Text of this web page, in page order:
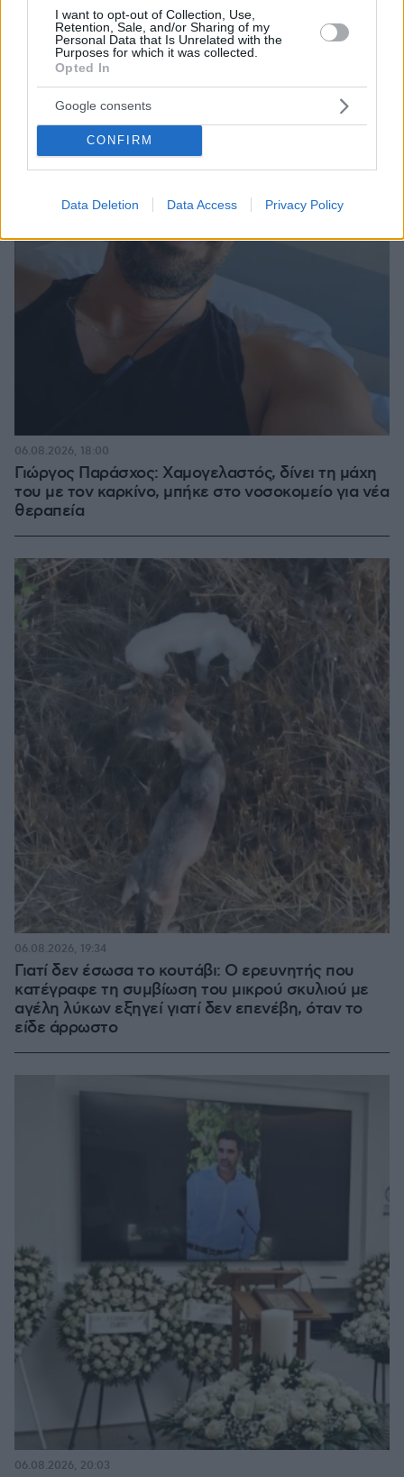
I want to opt-out of Collection, Use,
Retention, Sale, and/or Sharing of my
Personal Data that Is Unrelated with the
Purposes for which it was collected.
Opted In
Google consents
CONFIRM
Data Deletion Data Access Privacy Policy
ΤΑ ΠΙΟ ΔΗΜΟΦΙΛΗ
Γιώργος Παράσχος: Χαμογελαστός, δίνει τη μάχη
του με τον καρκίνο, μπήκε στο νοσοκομείο για νέα
θεραπεία
06.08.2026, 18:00
Γιατί δεν έσωσα το κουτάβι: Ο ερευνητής που
κατέγραφε τη συμβίωση του μικρού σκυλιού με
αγέλη λύκων εξηγεί γιατί δεν επενέβη, όταν το
είδε άρρωστο
06.08.2026, 19:34
06.08.2026, 20:03